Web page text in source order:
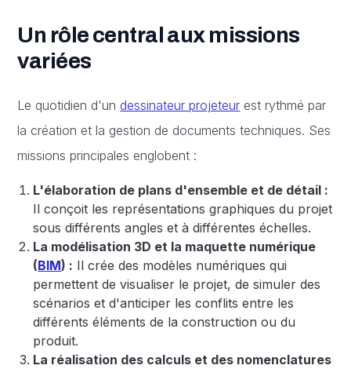
Un rôle central aux missions
variées
Le quotidien d'un dessinateur projeteur est rythmé par
la création et la gestion de documents techniques. Ses
missions principales englobent :
L'élaboration de plans d'ensemble et de détail :
Il conçoit les représentations graphiques du projet
sous différents angles et à différentes échelles.
La modélisation 3D et la maquette numérique
(BIM) : Il crée des modèles numériques qui
permettent de visualiser le projet, de simuler des
scénarios et d'anticiper les conflits entre les
différents éléments de la construction ou du
produit.
La réalisation des calculs et des nomenclatures